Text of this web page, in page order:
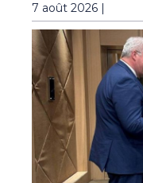
7 août 2026 |